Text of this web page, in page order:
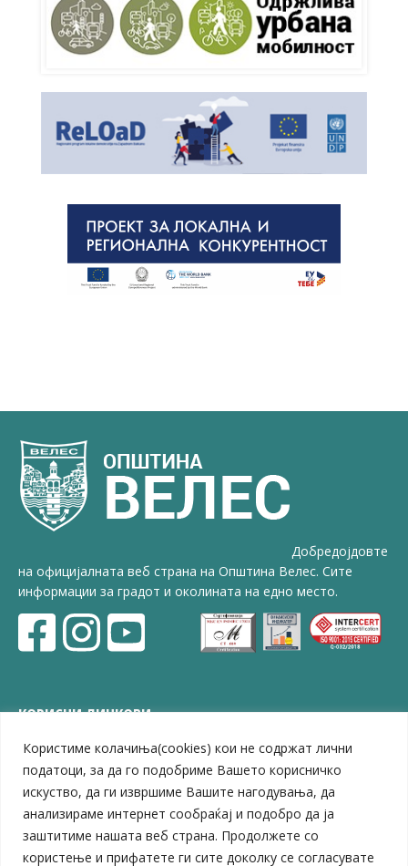
Користиме колачиња(cookies) кои не содржат лични
податоци, за да го подобриме Вашето корисничко
искуство, да ги извршиме Вашите нагодувања, да
анализираме интернет сообраќај и подобро да ја
заштитиме нашата веб страна. Продолжете со
користење и прифатете ги сите доколку се согласувате
Добредојдовте
на официјалната веб страна на Општина Велес. Сите
информации за градот и околината на едно место.
КОРИСНИ ЛИНКОВИ
ЗЕЛС – Заедница на единиците на локална самоуправа
Центар за развој на Вардарски плански регион
Јавно комунално претпријатие „Дервен“
ЈПССО „Парк – спорт и паркинзи“
ЛБ „Гоце Делчев“
ЛУ „Народен Музеј“